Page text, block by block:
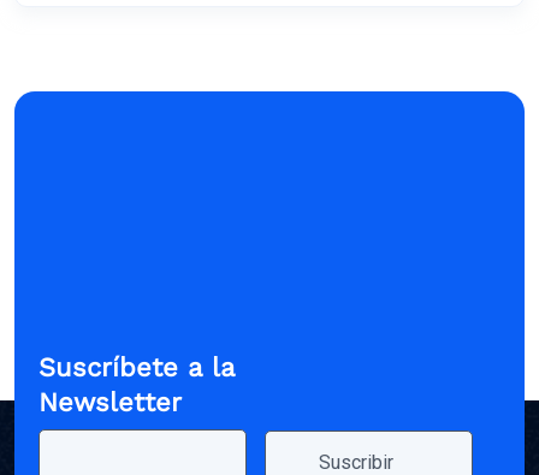
Suscríbete a la
Newsletter